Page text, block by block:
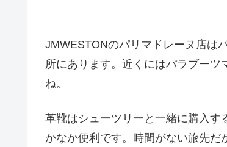
JMWESTONのパリマドレーヌ店は
所にあります。近くにはパラブー
ね。
革靴はシューツリーと一緒に購入す
かなか便利です。時間がない旅先